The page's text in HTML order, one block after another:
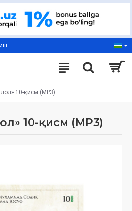
10-қисм (MP3)
10-қисм (MP3)